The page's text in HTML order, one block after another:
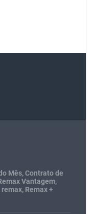
Mês,Contrato de
Vantagem,
remax, Remax +